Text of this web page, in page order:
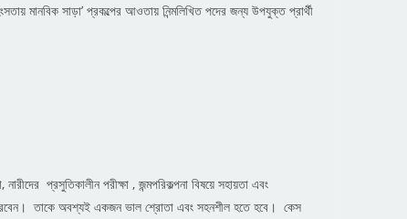
মানবিক সাড়া’ প্রকল্পের আওতায় নিন্মলিখিত পদের জন্য উপযুক্ত প্রার্থী
প্রসুতিকালীন পরীক্ষা , জন্মপরিকল্পনা বিষয়ে সহায়তা এবং
করবেন। তাকে অবশ্যই একজন ভাল শ্রোতা এবং সহনশীল হতে হবে। কেস